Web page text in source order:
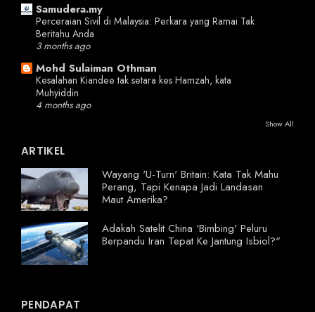
Samudera.my
Perceraian Sivil di Malaysia: Perkara yang Ramai Tak
Beritahu Anda
3 months ago
Mohd Sulaiman Othman
Kesalahan Kiandee tak setara kes Hamzah, kata
Muhyiddin
4 months ago
Show All
ARTIKEL
Wayang 'U-Turn' Britain: Kata Tak Mahu
Perang, Tapi Kenapa Jadi Landasan
Maut Amerika?
Adakah Satelit China 'Bimbing' Peluru
Berpandu Iran Tepat Ke Jantung Isbiol?"
PENDAPAT